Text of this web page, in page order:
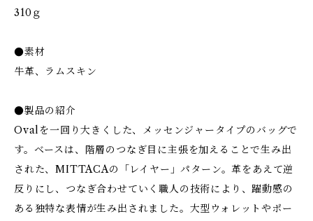
310ｇ
●素材
牛革、ラムスキン
●製品の紹介
Ovalを一回り大きくした、メッセンジャータイプのバッグで
す。ベースは、階層のつなぎ目に主張を加えることで生み出
された、MITTACAの「レイヤー」パターン。革をあえて逆
反りにし、つなぎ合わせていく職人の技術により、躍動感の
ある独特な表情が生み出されました。大型ウォレットやポー